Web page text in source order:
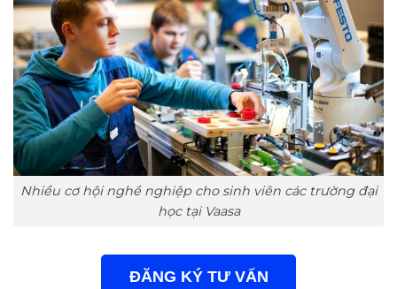
Nhiều cơ hội nghề nghiệp cho sinh viên các trường đại
học tại Vaasa
ĐĂNG KÝ TƯ VẤN